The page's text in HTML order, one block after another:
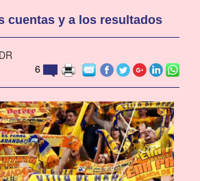
cuentas y a los resultados
DR
6